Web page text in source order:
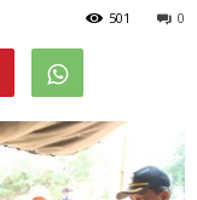
0
501